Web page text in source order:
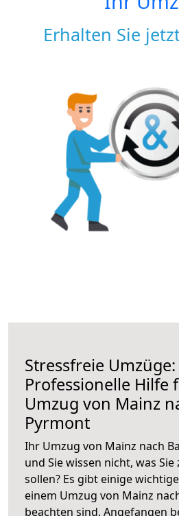
Erhalten Sie
Stressfreie Umzüge:
Professionelle Hilfe
Umzug von Mainz
Pyrmont
Ihr Umzug von Mainz nach
und Sie wissen nicht, was
sollen? Es gibt einige
einem Umzug von Mainz
beachten sind. Angefangen